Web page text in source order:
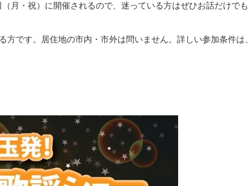
月・祝）に開催されるので、迷っている方はぜひお話だけでも
です。居住地の市内・市外は問いません。詳しい参加条件は、